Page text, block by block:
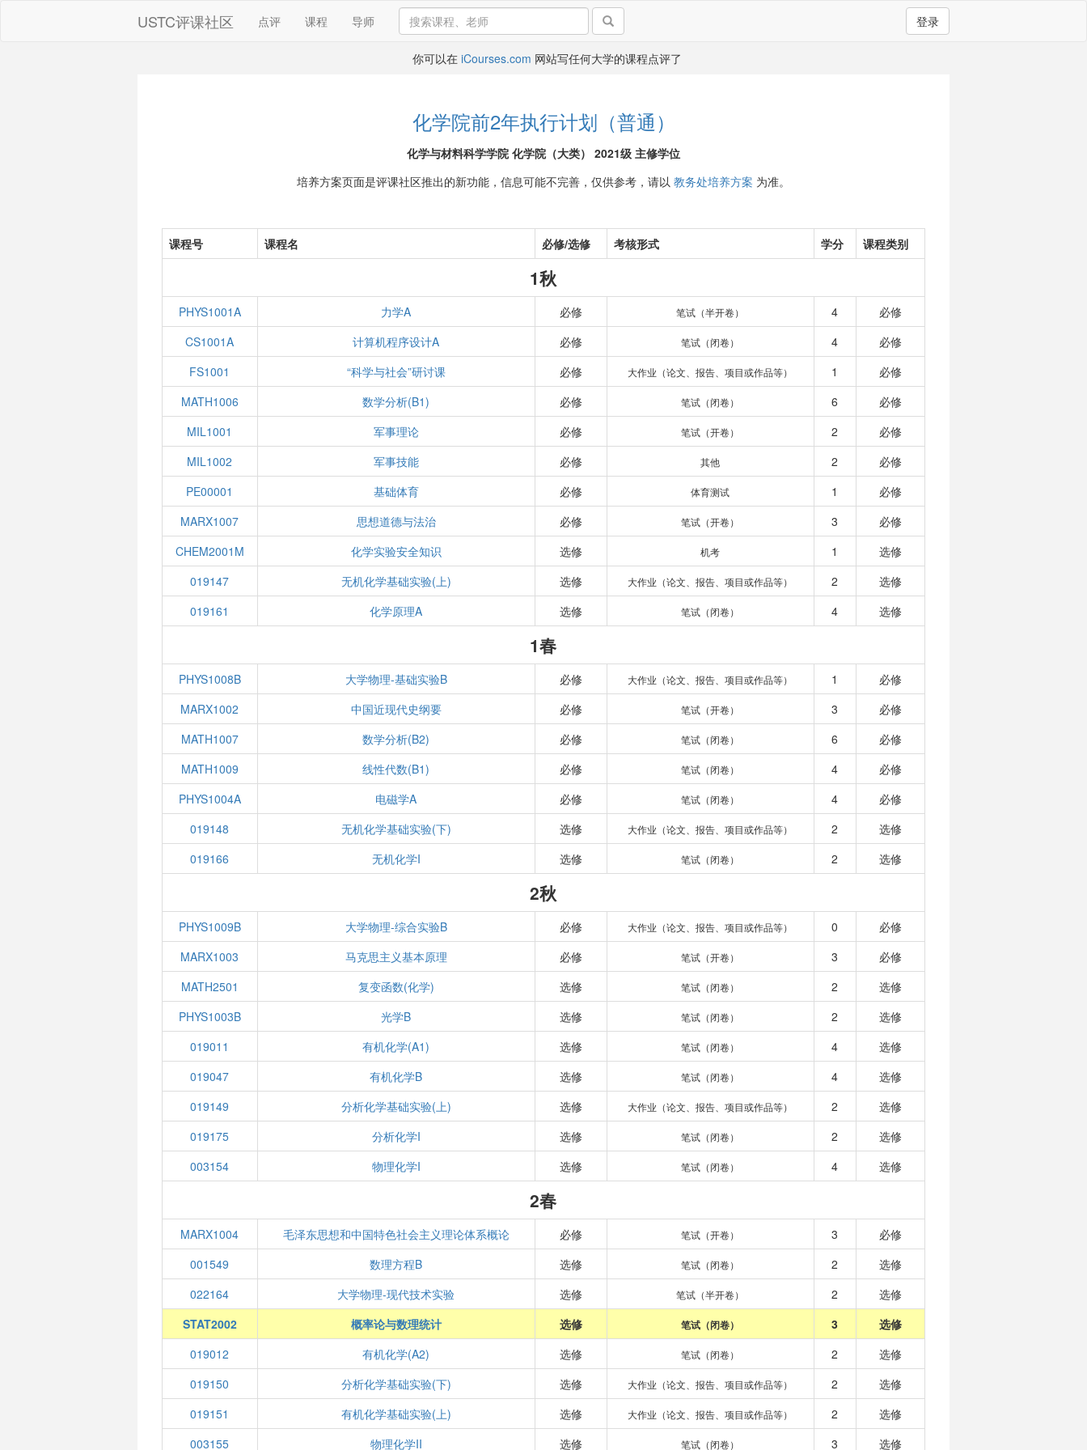
USTC评课社区 点评 课程 导师 登录
你可以在 iCourses.com 网站写任何大学的课程点评了
化学院前2年执行计划（普通）
化学与材料科学学院 化学院（大类） 2021级 主修学位
培养方案页面是评课社区推出的新功能，信息可能不完善，仅供参考，请以 教务处培养方案 为准。
课程号 课程名 必修/选修 考核形式 学分 课程类别
1秋
PHYS1001A 力学A 必修 笔试（半开卷） 4
必修
CS1001A
计算机程序设计A 必修 笔试（闭卷） 4
必修
FS1001
“科学与社会”研讨课 必修 大作业（论文、报告、项目或作品等） 1
必修
MATH1006
数学分析(B1) 必修 笔试（闭卷） 6
必修
MIL1001
军事理论 必修 笔试（开卷） 2
必修
MIL1002
军事技能 必修 其他 2
必修
PE00001
基础体育 必修 体育测试 1
必修
MARX1007
思想道德与法治 必修 笔试（开卷） 3
必修
CHEM2001M
化学实验安全知识 选修 机考 1
选修
019147
无机化学基础实验(上) 选修 大作业（论文、报告、项目或作品等） 2
选修
019161
化学原理A 选修 笔试（闭卷） 4 选修
1春
PHYS1008B 大学物理-基础实验B 必修 大作业（论文、报告、项目或作品等） 1
必修
MARX1002
中国近现代史纲要 必修 笔试（开卷） 3
必修
MATH1007
数学分析(B2) 必修 笔试（闭卷） 6
必修
MATH1009
线性代数(B1) 必修 笔试（闭卷） 4
必修
PHYS1004A
电磁学A 必修 笔试（闭卷） 4
必修
019148
无机化学基础实验(下) 选修 大作业（论文、报告、项目或作品等） 2
选修
019166
无机化学I 选修 笔试（闭卷） 2 选修
2秋
PHYS1009B 大学物理-综合实验B 必修 大作业（论文、报告、项目或作品等） 0
必修
MARX1003
马克思主义基本原理 必修 笔试（开卷） 3
必修
MATH2501
复变函数(化学) 选修 笔试（闭卷） 2
选修
PHYS1003B
光学B 选修 笔试（闭卷） 2
选修
019011
有机化学(A1) 选修 笔试（闭卷） 4
选修
019047
有机化学B 选修 笔试（闭卷） 4
选修
019149
分析化学基础实验(上) 选修 大作业（论文、报告、项目或作品等） 2
选修
019175
分析化学I 选修 笔试（闭卷） 2
选修
003154
物理化学I 选修 笔试（闭卷） 4 选修
2春
MARX1004 毛泽东思想和中国特色社会主义理论体系概论 必修 笔试（开卷） 3
必修
001549
数理方程B 选修 笔试（闭卷） 2
选修
022164
大学物理-现代技术实验 选修 笔试（半开卷） 2
选修
STAT2002
概率论与数理统计 选修 笔试（闭卷） 3
选修
019012
有机化学(A2) 选修 笔试（闭卷） 2
选修
019150
分析化学基础实验(下) 选修 大作业（论文、报告、项目或作品等） 2
选修
019151
有机化学基础实验(上) 选修 大作业（论文、报告、项目或作品等） 2
选修
003155
物理化学II 选修 笔试（闭卷） 3 选修